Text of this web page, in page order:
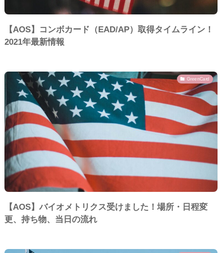
【AOS】コンボカード（EAD/AP）取得タイムライン！
2021年最新情報
GreenCard
【AOS】バイオメトリクス受けました！場所・日程変
更、持ち物、当日の流れ